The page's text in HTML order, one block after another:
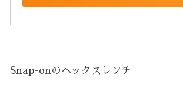
Snap-onのヘックスレンチ